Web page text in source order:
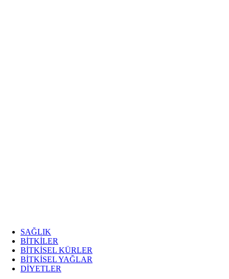
SAĞLIK
BİTKİLER
BİTKİSEL KÜRLER
BİTKİSEL YAĞLAR
DİYETLER